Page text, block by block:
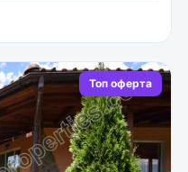
Топ оферта